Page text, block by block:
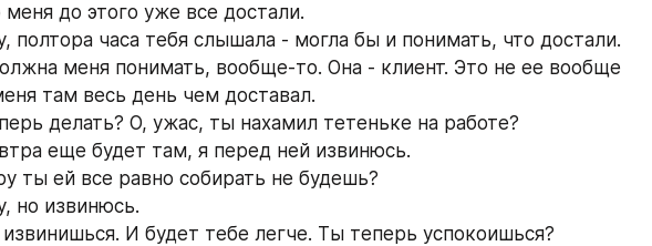
меня до этого уже все достали.
полтора часа тебя слышала - могла бы и понимать, что достали.
меня понимать, вообще-то. Она - клиент. Это не ее вообще
там весь день чем доставал.
делать? О, ужас, ты нахамил тетеньке на работе?
еще будет там, я перед ней извинюсь.
ты ей все равно собирать не будешь?
но извинюсь.
И будет тебе легче. Ты теперь успокоишься?